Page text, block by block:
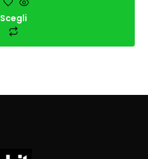
Scegli